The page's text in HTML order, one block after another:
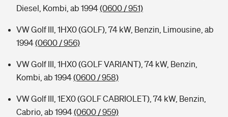
Diesel, Kombi, ab 1994(0600 / 951)
VW Golf III, 1HX0 (GOLF), 74 kW, Benzin, Limousine, ab
1994(0600 / 956)
VW Golf III, 1HX0 (GOLF VARIANT), 74 kW, Benzin,
Kombi, ab 1994(0600 / 958)
VW Golf III, 1EX0 (GOLF CABRIOLET), 74 kW, Benzin,
Cabrio, ab 1994(0600 / 959)